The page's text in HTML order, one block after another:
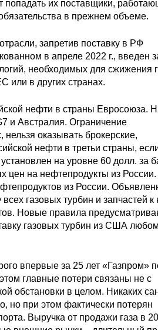
их поставщики,
в прежнем объеме.
запретив поставку в РФ
в апреле 2022 г., введен
необходимых для сжижения
или в других странах.
нефти в страны Евросоюза.
и Австралия. Ограничение
оказывать брокерские,
нефти в третьи страны,
на уровне 60 долл. за
цен на нефтепродукты из России.
из России.
газовых турбин и запчастей к
Новые правила
газовых турбин из США
впервые за 25 лет «Газпром»
главные потери связаны не с
обстановки в целом. Никаких
но при этом фактически потерян
Выручка от продажи газа в